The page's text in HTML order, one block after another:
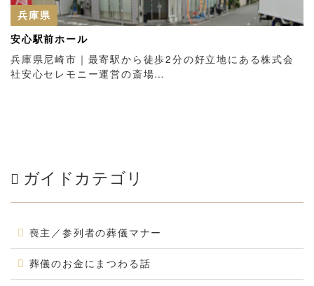
兵庫県
安心駅前ホール
兵庫県尼崎市｜最寄駅から徒歩2分の好立地にある株式会
社安心セレモニー運営の斎場…
ガイドカテゴリ
喪主／参列者の葬儀マナー
葬儀のお金にまつわる話